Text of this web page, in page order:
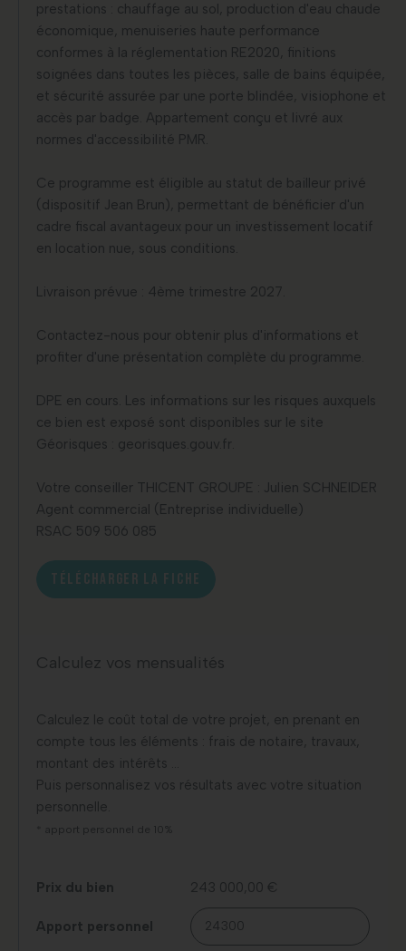
prestations : chauffage au sol, production d'eau chaude
économique, menuiseries haute performance
conformes à la réglementation RE2020, finitions
soignées dans toutes les pièces, salle de bains équipée,
et sécurité assurée par une porte blindée, visiophone et
accès par badge. Appartement conçu et livré aux
normes d'accessibilité PMR.
Ce programme est éligible au statut de bailleur privé
(dispositif Jean Brun), permettant de bénéficier d'un
cadre fiscal avantageux pour un investissement locatif
en location nue, sous conditions.
Livraison prévue : 4ème trimestre 2027.
Contactez-nous pour obtenir plus d'informations et
profiter d'une présentation complète du programme.
DPE en cours. Les informations sur les risques auxquels
ce bien est exposé sont disponibles sur le site
Géorisques : georisques.gouv.fr.
Votre conseiller THICENT GROUPE : Julien SCHNEIDER
Agent commercial (Entreprise individuelle)
RSAC 509 506 085
TÉLÉCHARGER LA FICHE
Calculez vos mensualités
Calculez le coût total de votre projet, en prenant en
compte tous les éléments : frais de notaire, travaux,
montant des intérêts …
Puis personnalisez vos résultats avec votre situation
personnelle.
* apport personnel de 10%
Prix du bien 243 000,00 €
Apport personnel